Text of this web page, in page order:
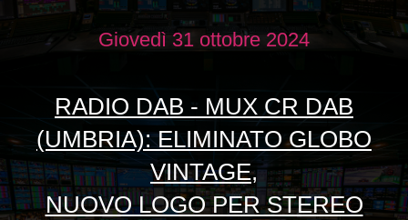
Giovedì 31 ottobre 2024
RADIO DAB - MUX CR DAB
(UMBRIA): ELIMINATO GLOBO
VINTAGE,
NUOVO LOGO PER STEREO